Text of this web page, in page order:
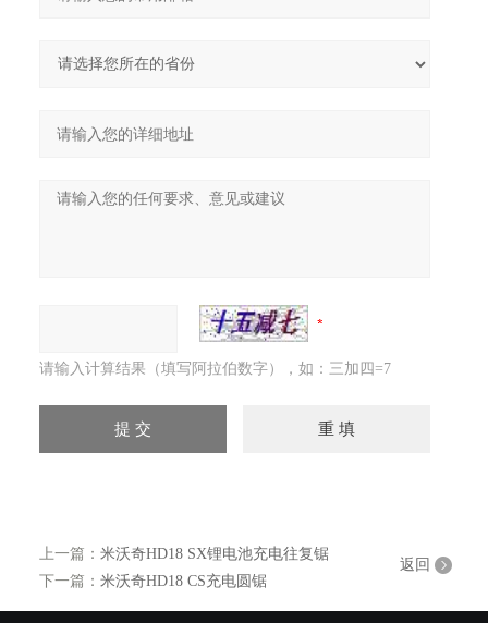
请输入计算结果（填写阿拉伯数字），如：三加四=7
上一篇： 米沃奇HD18 SX锂电池充电往复锯
下一篇： 米沃奇HD18 CS充电圆锯
返回